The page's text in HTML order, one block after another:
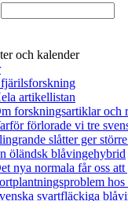
och kalender
artikellistan
forskningsartiklar och
förlorade vi tre
slåtter ger
öländsk blåvingehybrid
nya normala får oss
svartfläckiga